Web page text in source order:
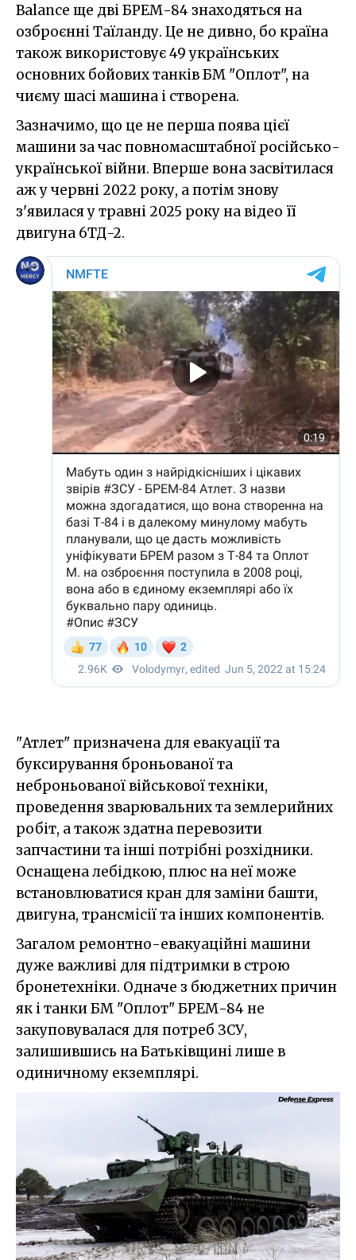
Balance ще дві БРЕМ-84 знаходяться на
озброєнні Таїланду. Це не дивно, бо країна
також використовує 49 українських
основних бойових танків БМ "Оплот", на
чиєму шасі машина і створена.
Зазначимо, що це не перша поява цієї
машини за час повномасштабної російсько-
української війни. Вперше вона засвітилася
аж у червні 2022 року, а потім знову
з'явилася у травні 2025 року на відео її
двигуна 6ТД-2.
"Атлет" призначена для евакуації та
буксирування броньованої та
неброньованої військової техніки,
проведення зварювальних та землерийних
робіт, а також здатна перевозити
запчастини та інші потрібні розхідники.
Оснащена лебідкою, плюс на неї може
встановлюватися кран для заміни башти,
двигуна, трансмісії та інших компонентів.
Загалом ремонтно-евакуаційні машини
дуже важливі для підтримки в строю
бронетехніки. Одначе з бюджетних причин
як і танки БМ "Оплот" БРЕМ-84 не
закуповувалася для потреб ЗСУ,
залишившись на Батьківщині лише в
одиничному екземплярі.